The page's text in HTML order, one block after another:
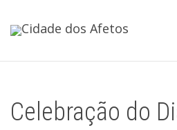
Celebração do